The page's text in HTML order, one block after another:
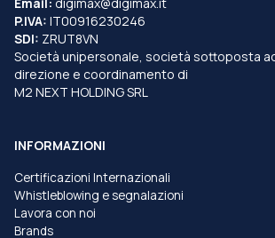
P.IVA: IT00916230246
SDI: ZRUT8VN
Società unipersonale, società sottoposta
direzione e coordinamento di
M2 NEXT HOLDING SRL
INFORMAZIONI
Certificazioni Internazionali
Whistleblowing e segnalazioni
Lavora con noi
Brands